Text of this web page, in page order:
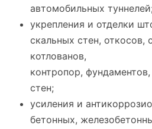
автомобильных
укрепления и отделки
скальных стен, откосов,
котлованов,
контропор,
стен;
усиления и
бетонных,